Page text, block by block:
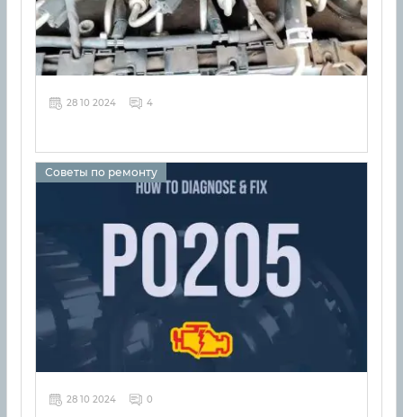
28 10 2024 4
Советы по ремонту
28 10 2024 0